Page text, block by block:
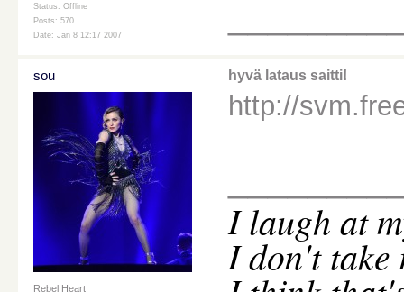
Status: Offline
Posts: 570
Date: Jan 8 12:17 2007
sou
Rebel Heart
hyvä lataus saitti!
http://
Ilaugh at
I don't take